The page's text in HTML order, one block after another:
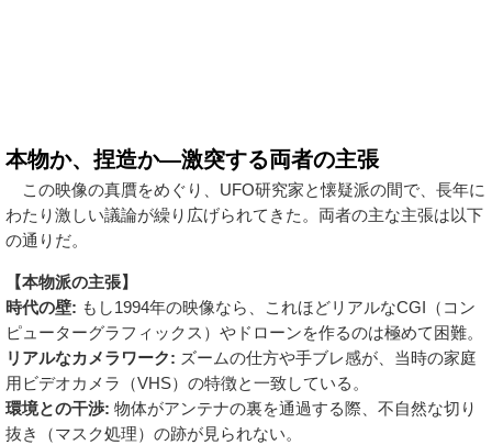
本物か、捏造か—激突する両者の主張
この映像の真贋をめぐり、UFO研究家と懐疑派の間で、長年に
わたり激しい議論が繰り広げられてきた。両者の主な主張は以下
の通りだ。
【本物派の主張】
時代の壁: もし1994年の映像なら、これほどリアルなCGI（コン
ピューターグラフィックス）やドローンを作るのは極めて困難。
リアルなカメラワーク: ズームの仕方や手ブレ感が、当時の家庭
用ビデオカメラ（VHS）の特徴と一致している。
環境との干渉: 物体がアンテナの裏を通過する際、不自然な切り
抜き（マスク処理）の跡が見られない。